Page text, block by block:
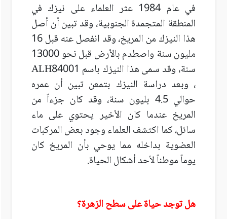
في عام 1984 عثر العلماء على نيزك في
المنطقة المتجمدة الجنوبية، وقد تبين أن أصل
هذا النيزك من المريخ، وقد انفصل عنه قبل 16
مليون سنة واصطدم بالأرض قبل نحو 13000
سنة، وقد سمى هذا النيزك باسم ALH84001
، وبعد دراسة النيزك بتمعن تبين أن عمره
حوالي 4.5 بليون سنة، وقد كان جزءاً من
المريخ عندما كان الأخير يحتوي على ماء
سائل، كما اكتشف العلماء وجود بعض المركبات
العضوية بداخله مما يوحي بأن المريخ كان
يوماً موطناً لأحد أشكال الحياة.
هل توجد حياة على سطح الزهرة؟